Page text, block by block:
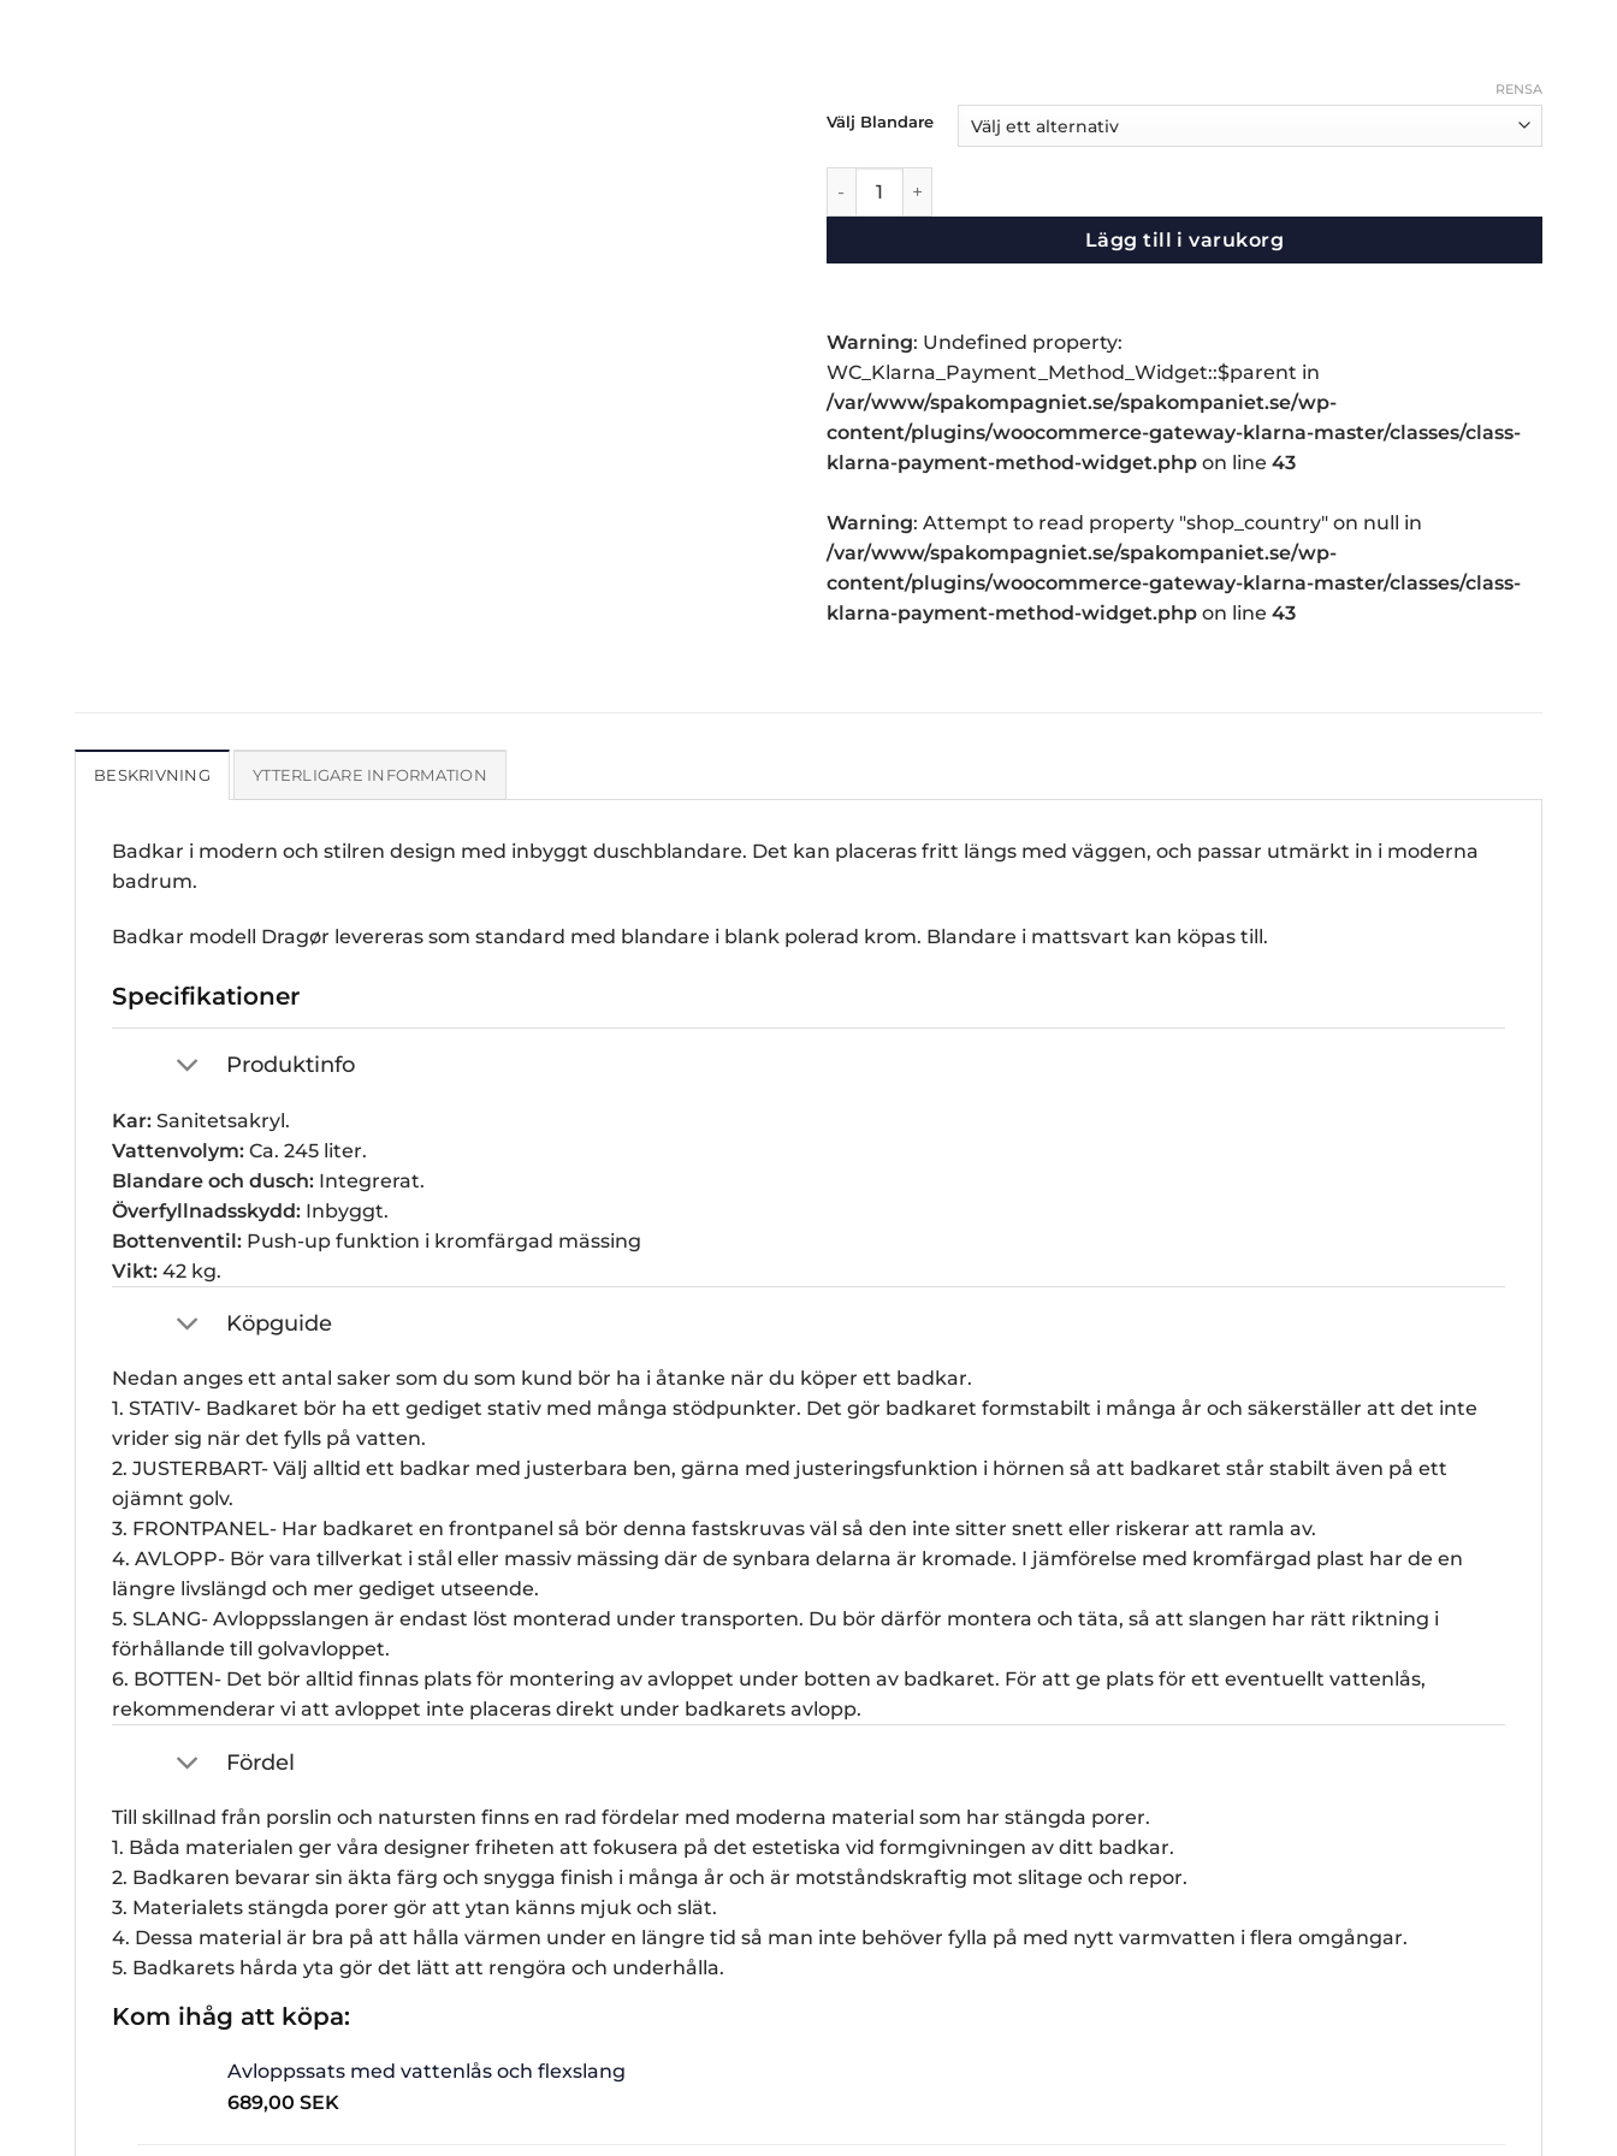
Välj Blandare
RENSA
Badkar Dragør matt mängd
Lägg till i varukorg
Warning: Undefined property:
WC_Klarna_Payment_Method_Widget::$parent in
/var/www/spakompagniet.se/spakompaniet.se/wp-
content/plugins/woocommerce-gateway-klarna-master/classes/class-
klarna-payment-method-widget.php on line 43
Warning: Attempt to read property "shop_country" on null in
/var/www/spakompagniet.se/spakompaniet.se/wp-
content/plugins/woocommerce-gateway-klarna-master/classes/class-
klarna-payment-method-widget.php on line 43
BESKRIVNING YTTERLIGARE INFORMATION
Badkar i modern och stilren design med inbyggt duschblandare. Det kan placeras fritt längs med väggen, och passar utmärkt in i moderna
badrum.
Badkar modell Dragør levereras som standard med blandare i blank polerad krom. Blandare i mattsvart kan köpas till.
Specifikationer
Produktinfo
Kar: Sanitetsakryl.
Vattenvolym: Ca. 245 liter.
Blandare och dusch: Integrerat.
Överfyllnadsskydd: Inbyggt.
Bottenventil: Push-up funktion i kromfärgad mässing
Vikt: 42 kg.
Köpguide
Nedan anges ett antal saker som du som kund bör ha i åtanke när du köper ett badkar.
1. STATIV- Badkaret bör ha ett gediget stativ med många stödpunkter. Det gör badkaret formstabilt i många år och säkerställer att det inte
vrider sig när det fylls på vatten.
2. JUSTERBART- Välj alltid ett badkar med justerbara ben, gärna med justeringsfunktion i hörnen så att badkaret står stabilt även på ett
ojämnt golv.
3. FRONTPANEL- Har badkaret en frontpanel så bör denna fastskruvas väl så den inte sitter snett eller riskerar att ramla av.
4. AVLOPP- Bör vara tillverkat i stål eller massiv mässing där de synbara delarna är kromade. I jämförelse med kromfärgad plast har de en
längre livslängd och mer gediget utseende.
5. SLANG- Avloppsslangen är endast löst monterad under transporten. Du bör därför montera och täta, så att slangen har rätt riktning i
förhållande till golvavloppet.
6. BOTTEN- Det bör alltid finnas plats för montering av avloppet under botten av badkaret. För att ge plats för ett eventuellt vattenlås,
rekommenderar vi att avloppet inte placeras direkt under badkarets avlopp.
Fördel
Till skillnad från porslin och natursten finns en rad fördelar med moderna material som har stängda porer.
1. Båda materialen ger våra designer friheten att fokusera på det estetiska vid formgivningen av ditt badkar.
2. Badkaren bevarar sin äkta färg och snygga finish i många år och är motståndskraftig mot slitage och repor.
3. Materialets stängda porer gör att ytan känns mjuk och slät.
4. Dessa material är bra på att hålla värmen under en längre tid så man inte behöver fylla på med nytt varmvatten i flera omgångar.
5. Badkarets hårda yta gör det lätt att rengöra och underhålla.
Kom ihåg att köpa:
Avloppssats med vattenlås och flexslang
689,00 SEK